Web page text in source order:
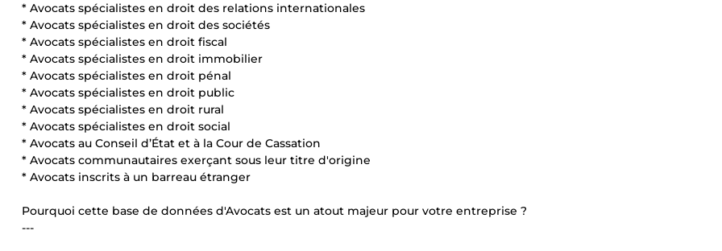
* Avocats spécialistes en droit des relations internationales
* Avocats spécialistes en droit des sociétés
* Avocats spécialistes en droit fiscal
* Avocats spécialistes en droit immobilier
* Avocats spécialistes en droit pénal
* Avocats spécialistes en droit public
* Avocats spécialistes en droit rural
* Avocats spécialistes en droit social
* Avocats au Conseil d’État et à la Cour de Cassation
* Avocats communautaires exerçant sous leur titre d'origine
* Avocats inscrits à un barreau étranger
Pourquoi cette base de données d'Avocats est un atout majeur pour votre entreprise ?
---